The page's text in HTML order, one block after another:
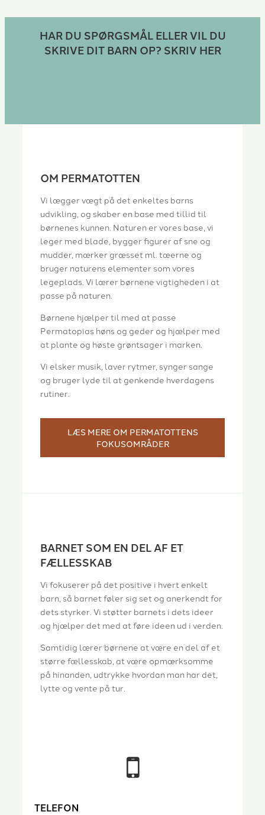
HAR DU SPØRGSMÅL ELLER VIL DU
SKRIVE DIT BARN OP? SKRIV HER
OM PERMATOTTEN
Vi lægger vægt på det enkeltes barns
udvikling, og skaber en base med tillid til
børnenes kunnen. Naturen er vores base, vi
leger med blade, bygger figurer af sne og
mudder, mærker græsset ml. tæerne og
bruger naturens elementer som vores
legeplads. Vi lærer børnene vigtigheden i at
passe på naturen.
Børnene hjælper til med at passe
Permatopias høns og geder og hjælper med
at plante og høste grøntsager i marken.
Vi elsker musik, laver rytmer, synger sange
og bruger lyde til at genkende hverdagens
rutiner.
LÆS MERE OM PERMATOTTENS
FOKUSOMRÅDER
BARNET SOM EN DEL AF ET
FÆLLESSKAB
Vi fokuserer på det positive i hvert enkelt
barn, så barnet føler sig set og anerkendt for
dets styrker. Vi støtter barnets i dets ideer
og hjælper det med at føre ideen ud i verden.
Samtidig lærer børnene at være en del af et
større fællesskab, at være opmærksomme
på hinanden, udtrykke hvordan man har det,
lytte og vente på tur.
TELEFON